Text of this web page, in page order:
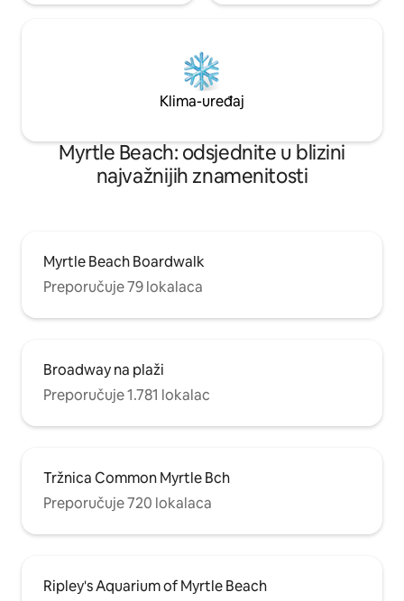
Klima-uređaj
Myrtle Beach: odsjednite u blizini
najvažnijih znamenitosti
Myrtle Beach Boardwalk
Preporučuje 79 lokalaca
Broadway na plaži
Preporučuje 1.781 lokalac
Tržnica Common Myrtle Bch
Preporučuje 720 lokalaca
Ripley's Aquarium of Myrtle Beach